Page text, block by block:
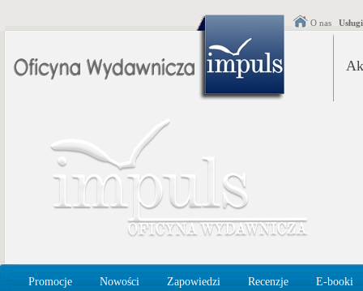
O nas
Promocje Nowości Zapowiedzi Recenzje E-booki